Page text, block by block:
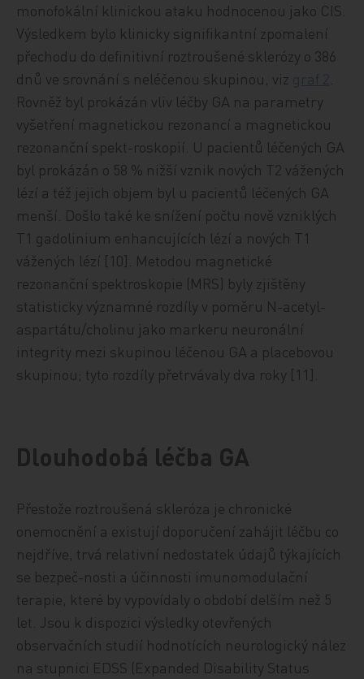
monofokální klinickou ataku hodnocenou jako CIS.
Výsledkem bylo klinicky signifikantní zpomalení
přechodu do definitivní roztroušené sklerózy o 386
dnů ve srovnání s neléčenou skupinou, viz
Rovněž byl prokázán vliv léčby GA na parametry
vyšetření magnetickou rezonancí a magnetickou
rezonanční spekt-roskopií. U pacientů léčených GA
byl prokázán o 58 % nižší vznik nových T2 vážených
lézí a též jejich objem byl u pacientů léčených GA
menší. Došlo také ke snížení počtu nově vzniklých
T1 gadolinium enhancujících lézí a nových T1
vážených lézí [10]. Metodou magnetické
rezonanční spektroskopie (MRS) byly zjištěny
statisticky významné rozdíly v poměru N-acetyl-
aspartátu/cholinu jako markeru neuronální
integrity mezi skupinou léčenou GA a placebovou
skupinou; tyto rozdíly přetrvávaly dva roky [11].
Dlouhodobá léčba GA
Přestože roztroušená skleróza je chronické
onemocnění a existují doporučení zahájit léčbu co
nejdříve, trvá relativní nedostatek údajů týkajících
se bezpeč-nosti a účinnosti imunomodulační
terapie, které by vypovídaly o období delším než 5
let. Jsou k dispozici výsledky otevřených
observačních studií hodnotících neurologický nález
na stupnici EDSS (Expanded Disability Status